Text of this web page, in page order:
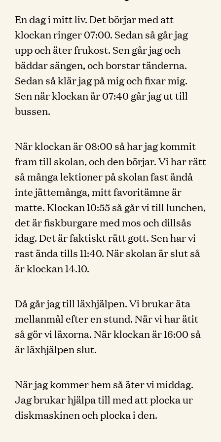
En dag i mitt liv. Det börjar med att
klockan ringer 07:00. Sedan så går jag
upp och äter frukost. Sen går jag och
bäddar sängen, och borstar tänderna.
Sedan så klär jag på mig och fixar mig.
Sen när klockan är 07:40 går jag ut till
bussen.
När klockan är 08:00 så har jag kommit
fram till skolan, och den börjar. Vi har rätt
så många lektioner på skolan fast ändå
inte jättemånga, mitt favoritämne är
matte. Klockan 10:55 så går vi till lunchen,
det är fiskburgare med mos och dillsås
idag. Det är faktiskt rätt gott. Sen har vi
rast ända tills 11:40. När skolan är slut så
är klockan 14.10.
Då går jag till läxhjälpen. Vi brukar äta
mellanmål efter en stund. När vi har ätit
så gör vi läxorna. När klockan är 16:00 så
är läxhjälpen slut.
När jag kommer hem så äter vi middag.
Jag brukar hjälpa till med att plocka ur
diskmaskinen och plocka i den.